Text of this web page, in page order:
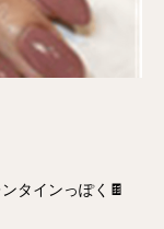
タインっぽく🍫